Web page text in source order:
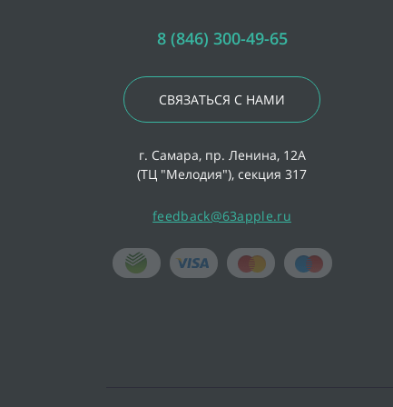
8 (846) 300-49-65
СВЯЗАТЬСЯ С НАМИ
г. Самара, пр. Ленина, 12А
(ТЦ "Мелодия"), секция 317
feedback@63apple.ru